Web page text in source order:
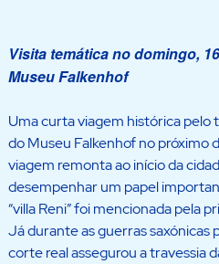
Visita temática no domingo,
Museu Falkenhof
Uma curta viagem histórica pelo
do Museu Falkenhof no próximo
viagem remonta ao início da
desempenhar um papel
“villa Reni” foi mencionada pela
Já durante as guerras saxónicas
corte real assegurou a travessia